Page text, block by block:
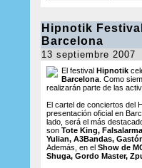
Hipnotik
Barcelona
13 septiembre 2007
El festival Hipnotik
Barcelona. Como
realizarán parte de las
El cartel de conciertos del
presentación oficial en
lado, será el más
son Tote King,
Yulian, A3Bandas,
Además, en el Show de
Shuga, Gordo Master,